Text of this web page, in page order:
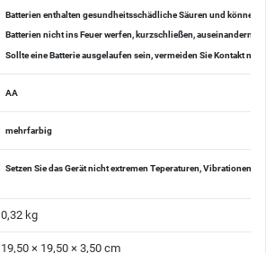
Batterien enthalten gesundheitsschädliche Säuren und können
Batterien nicht ins Feuer werfen, kurzschließen,
Sollte eine Batterie ausgelaufen sein, vermeiden Sie Kontakt
AA
mehrfarbig
Setzen Sie das Gerät nicht extremen Teperaturen, Vibrationen
0,32 kg
19,50 × 19,50 × 3,50 cm